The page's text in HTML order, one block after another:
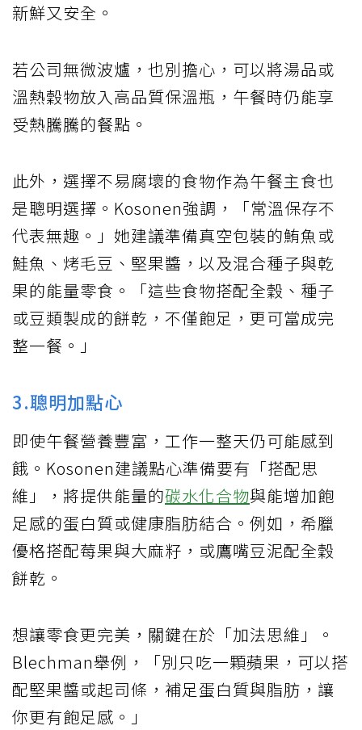
新鮮又安全。
若公司無微波爐，也別擔心，可以將湯品或
溫熱穀物放入高品質保溫瓶，午餐時仍能享
受熱騰騰的餐點。
此外，選擇不易腐壞的食物作為午餐主食也
是聰明選擇。Kosonen強調，「常溫保存不
代表無趣。」她建議準備真空包裝的鮪魚或
鮭魚、烤毛豆、堅果醬，以及混合種子與乾
果的能量零食。「這些食物搭配全穀、種子
或豆類製成的餅乾，不僅飽足，更可當成完
整一餐。」
3.聰明加點心
即使午餐營養豐富，工作一整天仍可能感到
餓。Kosonen建議點心準備要有「搭配思
維」，將提供能量的碳水化合物與能增加飽
足感的蛋白質或健康脂肪結合。例如，希臘
優格搭配莓果與大麻籽，或鷹嘴豆泥配全穀
餅乾。
想讓零食更完美，關鍵在於「加法思維」。
Blechman舉例，「別只吃一顆蘋果，可以搭
配堅果醬或起司條，補足蛋白質與脂肪，讓
你更有飽足感。」